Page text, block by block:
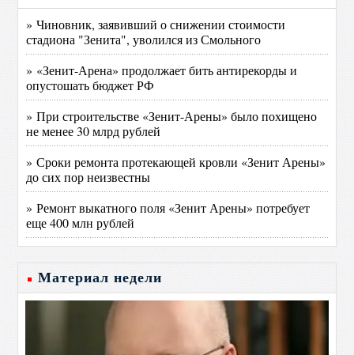
» Чиновник, заявивший о снижении стоимости
стадиона "Зенита", уволился из Смольного
» «Зенит-Арена» продолжает бить антирекорды и
опустошать бюджет РФ
» При строительстве «Зенит-Арены» было похищено
не менее 30 млрд рублей
» Сроки ремонта протекающей кровли «Зенит Арены»
до сих пор неизвестны
» Ремонт выкатного поля «Зенит Арены» потребует
еще 400 млн рублей
Материал недели